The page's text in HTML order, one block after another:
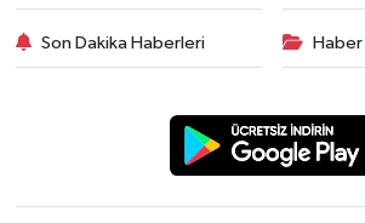
Son Dakika Haberleri